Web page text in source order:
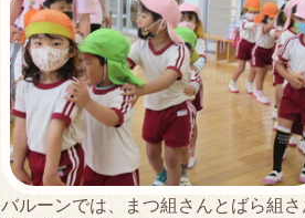
バルーンでは、まつ組さんとばら組